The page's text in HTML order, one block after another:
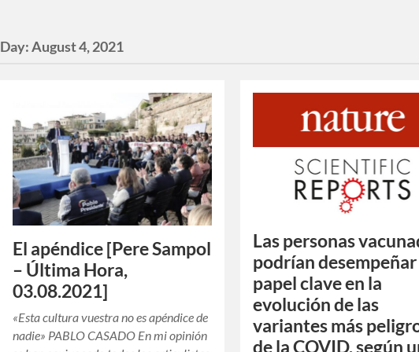
Day:August 4, 2021
El apéndice [Pere Sampol
– Última Hora,
03.08.2021]
«Esta cultura vuestra no es apéndice de
nadie» PABLO CASADO En mi opinión
Las personas
podrían
papel clave en la
evolución de las
variantes más
de la COVID, según